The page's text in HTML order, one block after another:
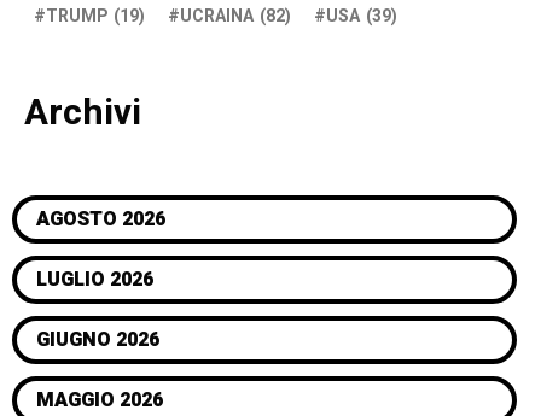
TRUMP (19) UCRAINA (82) USA (39)
Archivi
AGOSTO 2026
LUGLIO 2026
GIUGNO 2026
MAGGIO 2026